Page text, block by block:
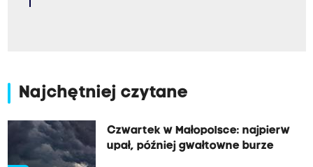
Najchętniej czytane
Czwartek w Małopolsce: najpierw
upał, później gwałtowne burze